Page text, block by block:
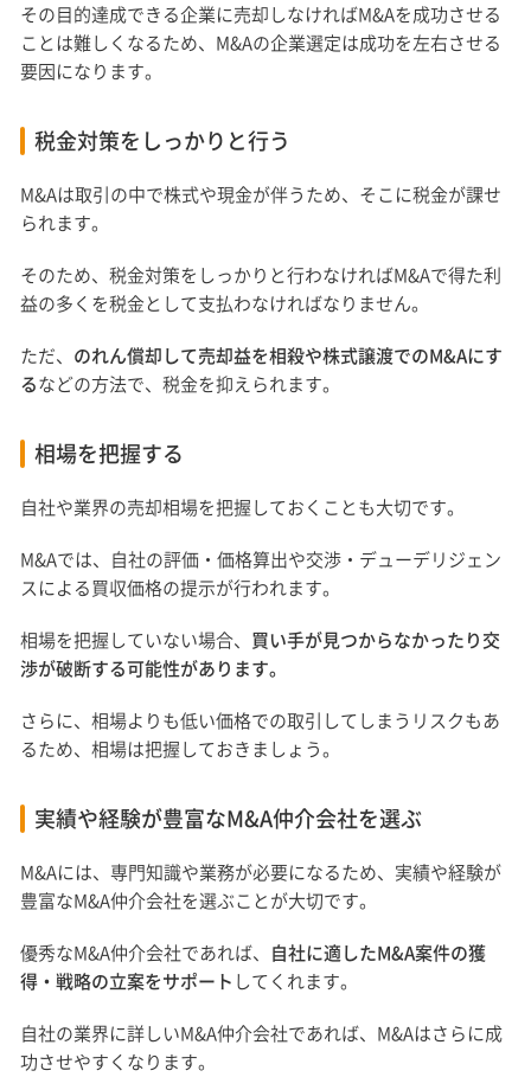
その目的達成できる企業に売却しなければM&Aを成功させる
ことは難しくなるため、M&Aの企業選定は成功を左右させる
要因になります。
税金対策をしっかりと行う
M&Aは取引の中で株式や現金が伴うため、そこに税金が課せ
られます。
そのため、税金対策をしっかりと行わなければM&Aで得た利
益の多くを税金として支払わなければなりません。
ただ、 のれん償却して売却益を相殺や株式譲渡でのM&Aにす
るなどの方法で、税金を抑えられます。
相場を把握する
自社や業界の売却相場を把握しておくことも大切です。
M&Aでは、自社の評価・価格算出や交渉・デューデリジェン
スによる買収価格の提示が行われます。
相場を把握していない場合、 買い手が見つからなかったり交
渉が破断する可能性があります。
さらに、相場よりも低い価格での取引してしまうリスクもあ
るため、相場は把握しておきましょう。
実績や経験が豊富なM&A仲介会社を選ぶ
M&Aには、専門知識や業務が必要になるため、実績や経験が
豊富なM&A仲介会社を選ぶことが大切です。
優秀なM&A仲介会社であれば、 自社に適したM&A案件の獲
得・戦略の立案をサポート してくれます。
自社の業界に詳しいM&A仲介会社であれば、M&Aはさらに成
功させやすくなります。